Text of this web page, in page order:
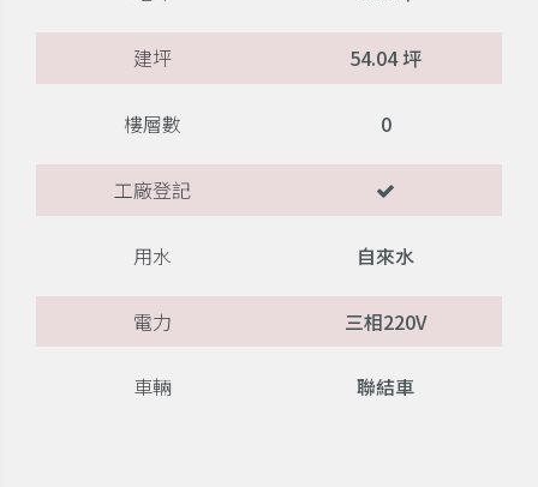
建坪 54.04 坪
樓層數 0
工廠登記
用水 自來水
電力 三相220V
車輛 聯結車